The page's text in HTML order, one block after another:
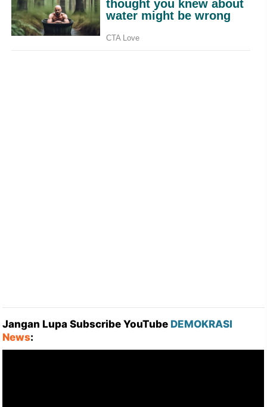
Jangan Lupa Subscribe YouTube DEMOKRASI
News: